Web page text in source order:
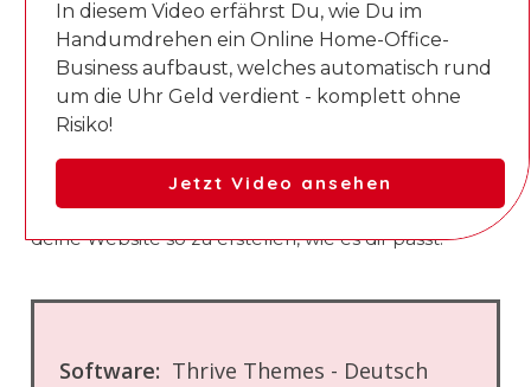
Du interessierst dich für Thrive Themes und den
Kurs und die deutsche Übersetzung der Software?
Dann bist du bei uns genau richtig!
Thrive Themes
braucht, wenn ihm Qualität am Herzen liegt. Es
beinhaltet viele Funktionen, die dir dabei helfen
deine Website so zu erstellen, wie es dir passt.
Software: Thrive Themes - Deutsch
In diesem Video erfährst Du, wie Du im
Handumdrehen ein Online Home-Office-
Business aufbaust, welches automatisch rund
um die Uhr Geld verdient - komplett ohne
Risiko!
Jetzt Video ansehen